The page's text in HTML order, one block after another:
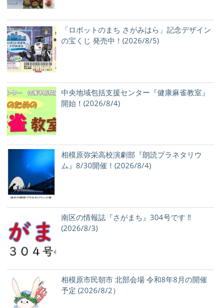
「ロボットのまち さがみはら」記念デザイン
の宝くじ 発売中！(2026/8/5)
中央地域包括支援センター『健康麻雀教室』
開始！(2026/8/4)
相模原弥栄高校演劇部『朗読プラネタリウ
ム』8/30開催！(2026/8/4)
南区の情報誌『さがまち』304号です ‼
(2026/8/3)
相模原市民朝市 北部会場 令和8年8月の開催
予定 (2026/8/2）